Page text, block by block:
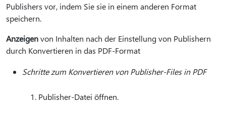
Publishers vor, indem Sie sie in einem anderen Format
speichern.
Anzeigenvon Inhalten nach der Einstellung von Publishern
durch Konvertieren in das PDF-Format
Schritte zum Konvertieren von Publisher-Files in PDF
Publisher-Datei öffnen.